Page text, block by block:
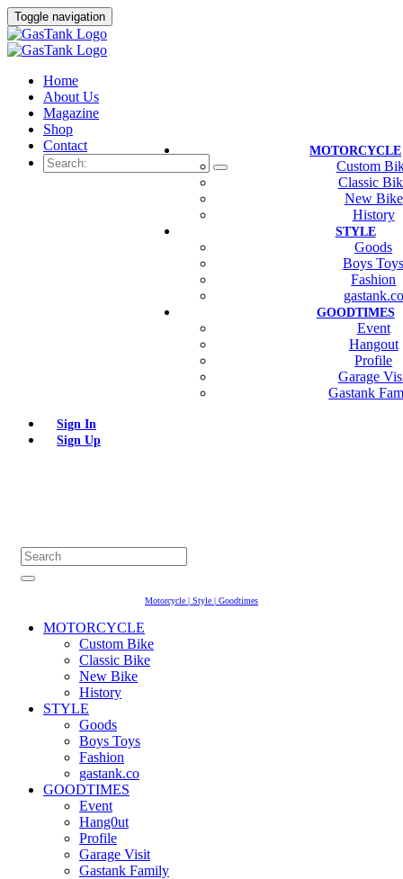
Toggle navigation
Home
About Us
Magazine
Shop
Contact
MOTORCYCLE
Custom
Classic
New Bike
History
STYLE
Goods
Boys
Fashion
gastank.co
GOODTIMES
Event
Hangout
Profile
Garage
Gastank
Sign In
Sign Up
Motorcycle | Style | Goodtimes
MOTORCYCLE
Custom Bike
Classic Bike
New Bike
History
STYLE
Goods
Boys Toys
Fashion
gastank.co
GOODTIMES
Event
Hang0ut
Profile
Garage Visit
Gastank Family